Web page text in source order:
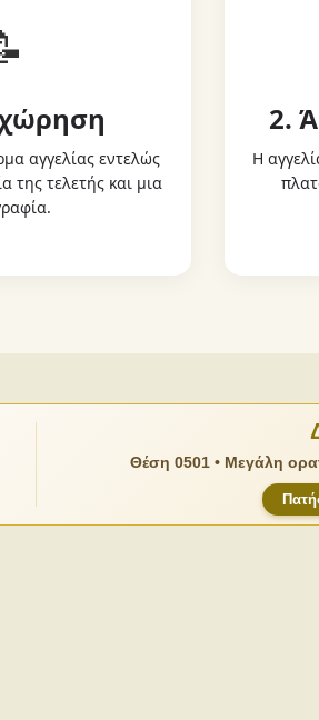
αγγελίας εντελώς
της τελετής και μια
2.
Η
Θέση 0501 • Μεγάλη